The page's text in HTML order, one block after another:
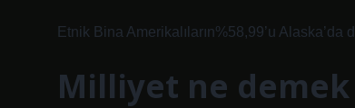
Etnik Bina Amerikalıların%58,99’u Alaska’da
Milliyet ne